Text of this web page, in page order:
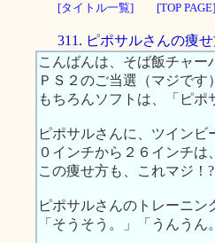
[タイトル一覧] [TOP PAGE]
311. ピポサルさんの痩
こんばんは、そば飯チャ
ＰＳ２のご当選（マジです
もちろんソフトは、「ピ
ピポサルさんに、ツイン
０インチから２６インチ
この痩せ方も、これマジ！?
ピポサルさんのトレーニ
「そうそう。」「うんうん